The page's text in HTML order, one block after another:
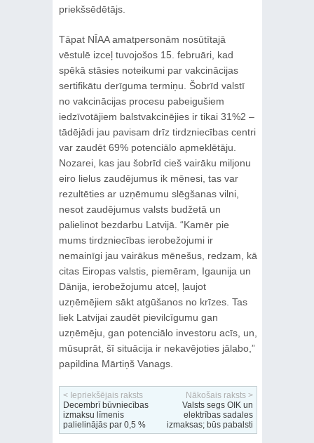
priekšsēdētājs.
Tāpat NĪAA amatpersonām nosūtītajā
vēstulē izceļ tuvojošos 15. februāri, kad
spēkā stāsies noteikumi par vakcinācijas
sertifikātu derīguma termiņu. Šobrīd valstī
no vakcinācijas procesu pabeigušiem
iedzīvotājiem balstvakcinējies ir tikai 31%2 –
tādējādi jau pavisam drīz tirdzniecības centri
var zaudēt 69% potenciālo apmeklētāju.
Nozarei, kas jau šobrīd cieš vairāku miljonu
eiro lielus zaudējumus ik mēnesi, tas var
rezultēties ar uzņēmumu slēgšanas vilni,
nesot zaudējumus valsts budžetā un
palielinot bezdarbu Latvijā. “Kamēr pie
mums tirdzniecības ierobežojumi ir
nemainīgi jau vairākus mēnešus, redzam, kā
citas Eiropas valstis, piemēram, Igaunija un
Dānija, ierobežojumu atceļ, ļaujot
uzņēmējiem sākt atgūšanos no krīzes. Tas
liek Latvijai zaudēt pievilcīgumu gan
uzņēmēju, gan potenciālo investoru acīs, un,
mūsuprāt, šī situācija ir nekavējoties jālabo,”
papildina Mārtiņš Vanags.
< Iepriekšējais raksts
Decembrī būvniecības
izmaksu līmenis
palielinājās par 0,5 %
Nākošais raksts >
Valsts segs OIK un
elektrības sadales
izmaksas; būs pabalsti